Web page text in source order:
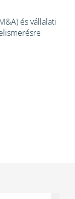
és vállalati